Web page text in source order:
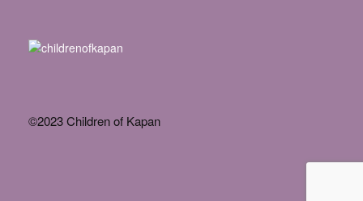
©2023 Children of Kapan